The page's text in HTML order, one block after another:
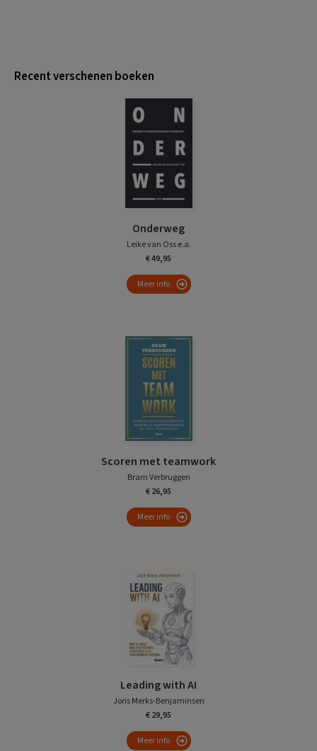
Recent verschenen boeken
Onderweg
Leike van Oss e.a.
€ 49,95
Meer info
Scoren met teamwork
Bram Verbruggen
€ 26,95
Meer info
Leading with AI
Joris Merks-Benjaminsen
€ 29,95
Meer info